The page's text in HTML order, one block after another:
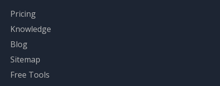
Pricing
Knowledge
Blog
Sitemap
Free Tools